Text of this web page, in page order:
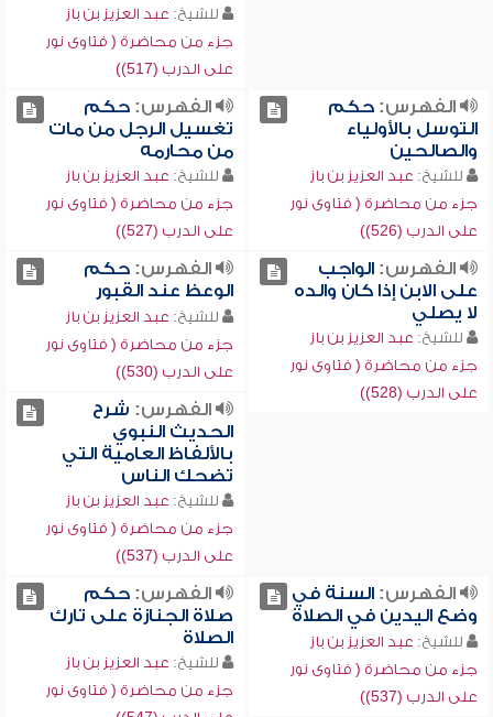
للشيخ: عبد العزيز بن باز
جزء من محاضرة ( فتاوى نور
على الدرب (517))
الفهرس:حكم
التوسل بالأولياء
والصالحين
للشيخ: عبد العزيز بن باز
جزء من محاضرة ( فتاوى نور
على الدرب (526))
الفهرس:حكم
تغسيل الرجل من مات
من محارمه
للشيخ: عبد العزيز بن باز
جزء من محاضرة ( فتاوى نور
على الدرب (527))
الفهرس:الواجب
على الابن إذا كان والده
لا يصلي
للشيخ: عبد العزيز بن باز
جزء من محاضرة ( فتاوى نور
على الدرب (528))
الفهرس:حكم
الوعظ عند القبور
للشيخ: عبد العزيز بن باز
جزء من محاضرة ( فتاوى نور
على الدرب (530))
الفهرس: شرح
الحديث النبوي
بالألفاظ العامية التي
تضحك الناس
للشيخ: عبد العزيز بن باز
جزء من محاضرة ( فتاوى نور
على الدرب (537))
الفهرس:السنة في
وضع اليدين في الصلاة
للشيخ: عبد العزيز بن باز
جزء من محاضرة ( فتاوى نور
على الدرب (537))
الفهرس:حكم
صلاة الجنازة على تارك
الصلاة
للشيخ: عبد العزيز بن باز
جزء من محاضرة ( فتاوى نور